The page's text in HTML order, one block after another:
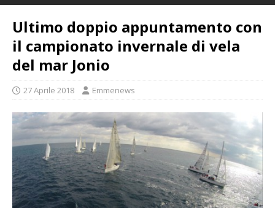
Ultimo doppio appuntamento con
il campionato invernale di vela
del mar Jonio
27 Aprile 2018 Emmenews